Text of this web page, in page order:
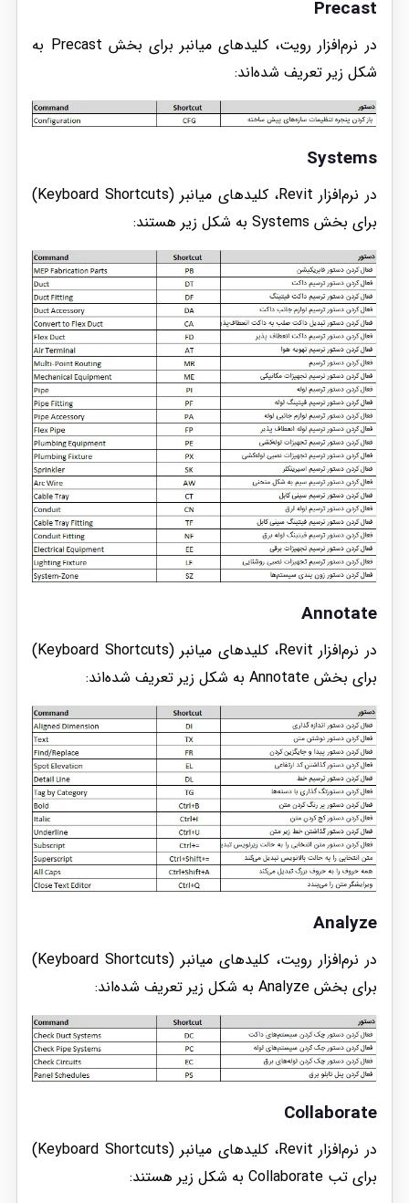
Precast
در نرم‌افزار رویت، کلیدهای میانبر برای بخش Precast به
شکل زیر تعریف شده‌اند:
Systems
در نرم‌افزار Revit، کلیدهای میانبر (Keyboard Shortcuts)
برای بخش Systems به شکل زیر هستند:
Annotate
در نرم‌افزار Revit، کلیدهای میانبر (Keyboard Shortcuts)
برای بخش Annotate به شکل زیر تعریف شده‌اند:
Analyze
در نرم‌افزار رویت، کلیدهای میانبر (Keyboard Shortcuts)
برای بخش Analyze به شکل زیر تعریف شده‌اند:
Collaborate
در نرم‌افزار Revit، کلیدهای میانبر (Keyboard Shortcuts)
برای تب Collaborate به شکل زیر هستند: